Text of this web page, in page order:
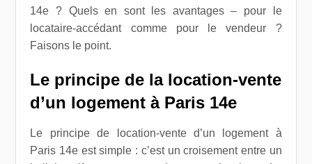
14e ? Quels en sont les avantages – pour le
locataire-accédant comme pour le vendeur ?
Faisons le point.
Le principe de la location-vente
d’un logement à Paris 14e
Le principe de
location-vente d’un logement à
Paris 14e est simple : c’est un croisement entre un